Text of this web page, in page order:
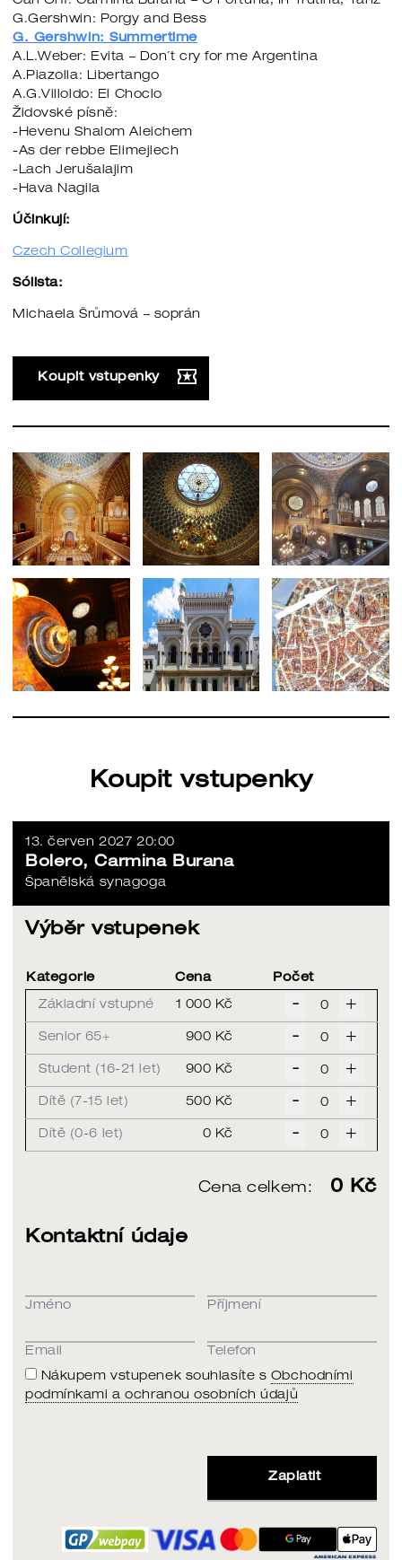
G.Gershwin: Porgy and Bess
G. Gershwin: Summertime
A.L.Weber: Evita – Don´t cry for me Argentina
A.Piazolla: Libertango
A.G.Villoldo: El Choclo
Židovské písně:
-Hevenu Shalom Aleichem
-As der rebbe Elimejlech
-Lach Jerušalajim
-Hava Nagila
Účinkují:
Czech Collegium
Sólista:
Michaela Šrůmová – soprán
Koupit vstupenky
Koupit vstupenky
13. červen 2027 20:00
Bolero, Carmina Burana
Španělská synagoga
Výběr vstupenek
Kategorie Cena Počet
Základní vstupné 1 000 Kč - +
Senior 65+ 900 Kč - +
Student (16-21 let) 900 Kč - +
Dítě (7-15 let) 500 Kč - +
Dítě (0-6 let) 0 Kč - +
Cena celkem: 0 Kč
Kontaktní údaje
Jméno Příjmení
Email
Telefon
Nákupem vstupenek souhlasíte s Obchodními
podmínkami a ochranou osobních údajů